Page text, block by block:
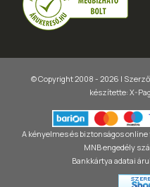
© Copyright 2008 - 2026 |
készítette: X-
A kényelmes és biztonságos
MNB engedély
Bankkártya adatai